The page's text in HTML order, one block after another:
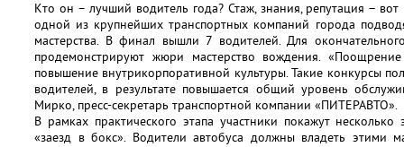
Кто он – лучший водитель года? Стаж, знания, репутация –
одной из крупнейших транспортных компаний города
мастерства. В финал вышли 7 водителей. Для
продемонстрируют жюри мастерство вождения.
повышение внутрикорпоративной культуры. Такие конкурсы
водителей, в результате повышается общий уровень
Мирко, пресс-секретарь транспортной компании «ПИТЕРАВТО».
В рамках практического этапа участники покажут
«заезд в бокс». Водители автобуса должны владеть этими